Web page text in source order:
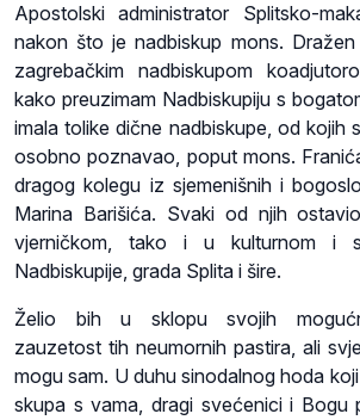
Apostolski administrator Splitsko-
nakon što je nadbiskup mons.
zagrebačkim nadbiskupom
kako preuzimam Nadbiskupiju s
imala tolike dične nadbiskupe, od kojih
osobno poznavao, poput mons.
dragog kolegu iz sjemenišnih i
Marina Barišića. Svaki od njih
vjerničkom, tako i u kulturnom i
Nadbiskupije, grada Splita i šire.
Želio bih u sklopu svojih
zauzetost tih neumornih pastira, ali
mogu sam. U duhu sinodalnog hoda
skupa s vama, dragi svećenici i Bogu